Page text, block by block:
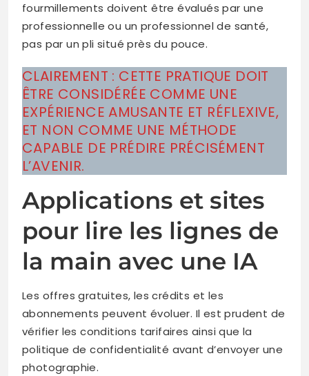
fourmillements doivent être évalués par une
professionnelle ou un professionnel de santé,
pas par un pli situé près du pouce.
CLAIREMENT : CETTE PRATIQUE DOIT
ÊTRE CONSIDÉRÉE COMME UNE
EXPÉRIENCE AMUSANTE ET RÉFLEXIVE,
ET NON COMME UNE MÉTHODE
CAPABLE DE PRÉDIRE PRÉCISÉMENT
L’AVENIR.
Applications et sites
pour lire les lignes de
la main avec une IA
Les offres gratuites, les crédits et les
abonnements peuvent évoluer. Il est prudent de
vérifier les conditions tarifaires ainsi que la
politique de confidentialité avant d’envoyer une
photographie.